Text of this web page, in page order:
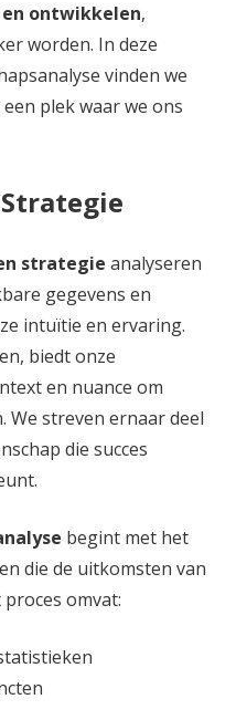
ontwikkelen,
worden. In deze
vinden we
plek waar we ons
strategie analyseren
gegevens en
intuïtie en ervaring.
biedt onze
en nuance om
We streven ernaar deel
die succes
begint met het
die de uitkomsten van
omvat: